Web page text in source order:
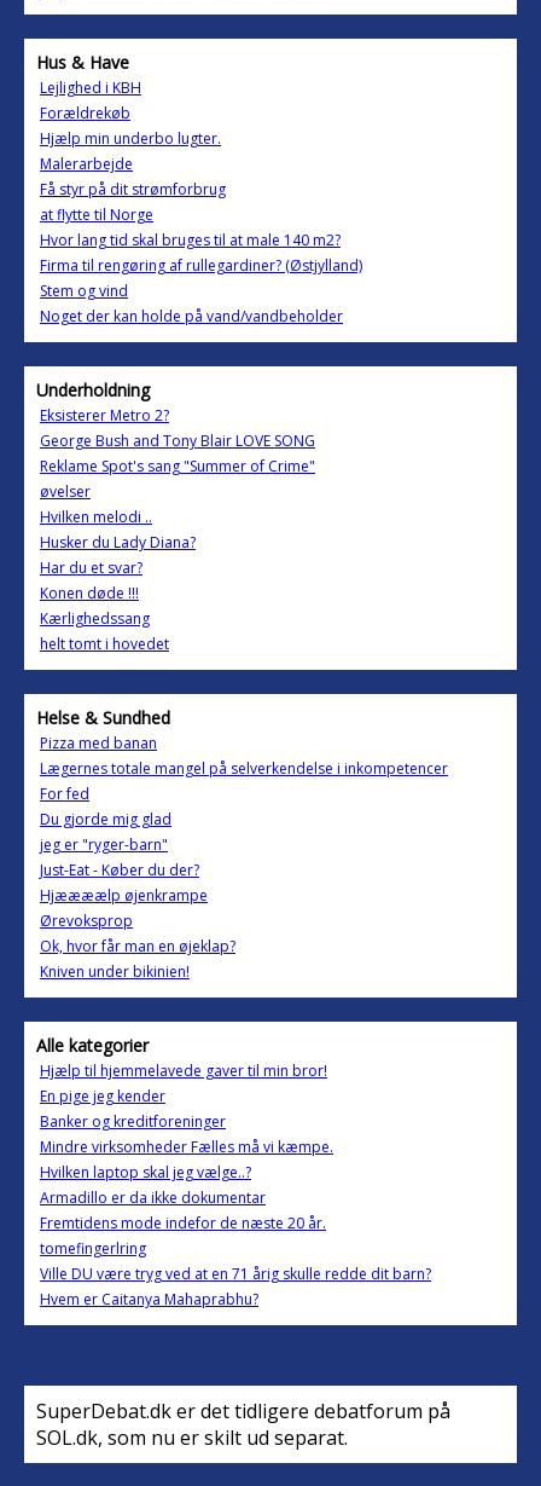
Hus & Have
Lejlighed i KBH
Forældrekøb
Hjælp min underbo lugter.
Malerarbejde
Få styr på dit strømforbrug
at flytte til Norge
Hvor lang tid skal bruges til at male 140 m2?
Firma til rengøring af rullegardiner? (Østjylland)
Stem og vind
Noget der kan holde på vand/vandbeholder
Underholdning
Eksisterer Metro 2?
George Bush and Tony Blair LOVE SONG
Reklame Spot's sang "Summer of Crime"
øvelser
Hvilken melodi ..
Husker du Lady Diana?
Har du et svar?
Konen døde !!!
Kærlighedssang
helt tomt i hovedet
Helse & Sundhed
Pizza med banan
Lægernes totale mangel på selverkendelse i inkompetencer
For fed
Du gjorde mig glad
jeg er "ryger-barn"
Just-Eat - Køber du der?
Hjæææælp øjenkrampe
Ørevoksprop
Ok, hvor får man en øjeklap?
Kniven under bikinien!
Alle kategorier
Hjælp til hjemmelavede gaver til min bror!
En pige jeg kender
Banker og kreditforeninger
Mindre virksomheder Fælles må vi kæmpe.
Hvilken laptop skal jeg vælge..?
Armadillo er da ikke dokumentar
Fremtidens mode indefor de næste 20 år.
tomefingerlring
Ville DU være tryg ved at en 71 årig skulle redde dit barn?
Hvem er Caitanya Mahaprabhu?
SuperDebat.dk er det tidligere debatforum på
SOL.dk, som nu er skilt ud separat.